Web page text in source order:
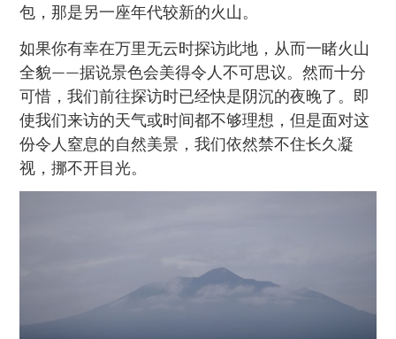
包，那是另一座年代较新的火山。
如果你有幸在万里无云时探访此地，从而一睹火山
全貌——据说景色会美得令人不可思议。然而十分
可惜，我们前往探访时已经快是阴沉的夜晚了。即
使我们来访的天气或时间都不够理想，但是面对这
份令人窒息的自然美景，我们依然禁不住长久凝
视，挪不开目光。